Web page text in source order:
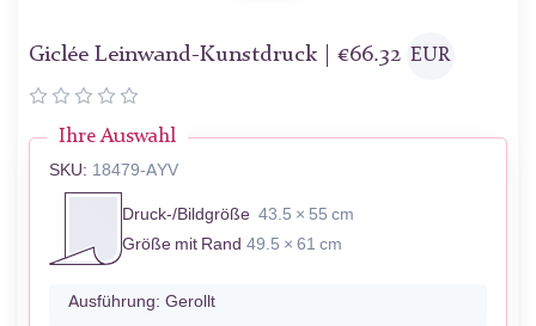
Giclée Leinwand-Kunstdruck | €66.32 EUR
Ihre Auswahl
SKU: 18479-AYV
Druck-/Bildgröße 43.5 × 55 cm
Größe mit Rand 49.5 × 61 cm
Ausführung: Gerollt